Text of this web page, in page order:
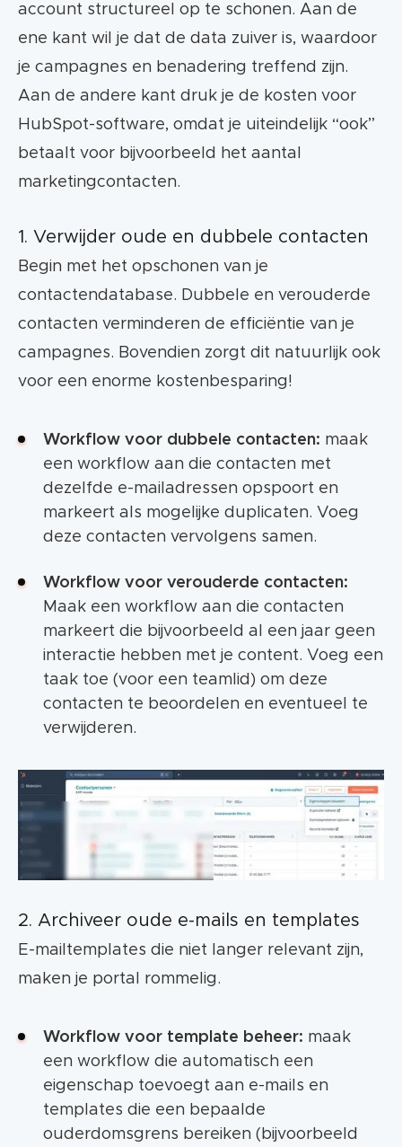
account structureel op te schonen. Aan de
ene kant wil je dat de data zuiver is, waardoor
je campagnes en benadering treffend zijn.
Aan de andere kant druk je de kosten voor
HubSpot-software, omdat je uiteindelijk “ook”
betaalt voor bijvoorbeeld het aantal
marketingcontacten.
1. Verwijder oude en dubbele contacten
Begin met het opschonen van je
contactendatabase. Dubbele en verouderde
contacten verminderen de efficiëntie van je
campagnes. Bovendien zorgt dit natuurlijk ook
voor een enorme kostenbesparing!
Workflow voor dubbele contacten: maak
een workflow aan die contacten met
dezelfde e-mailadressen opspoort en
markeert als mogelijke duplicaten. Voeg
deze contacten vervolgens samen.
Workflow voor verouderde contacten:
Maak een workflow aan die contacten
markeert die bijvoorbeeld al een jaar geen
interactie hebben met je content. Voeg een
taak toe (voor een teamlid) om deze
contacten te beoordelen en eventueel te
verwijderen.
2. Archiveer oude e-mails en templates
E-mailtemplates die niet langer relevant zijn,
maken je portal rommelig.
Workflow voor template beheer: maak
een workflow die automatisch een
eigenschap toevoegt aan e-mails en
templates die een bepaalde
ouderdomsgrens bereiken (bijvoorbeeld